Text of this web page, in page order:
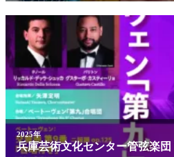
2025年
兵庫芸術文化センター管弦楽